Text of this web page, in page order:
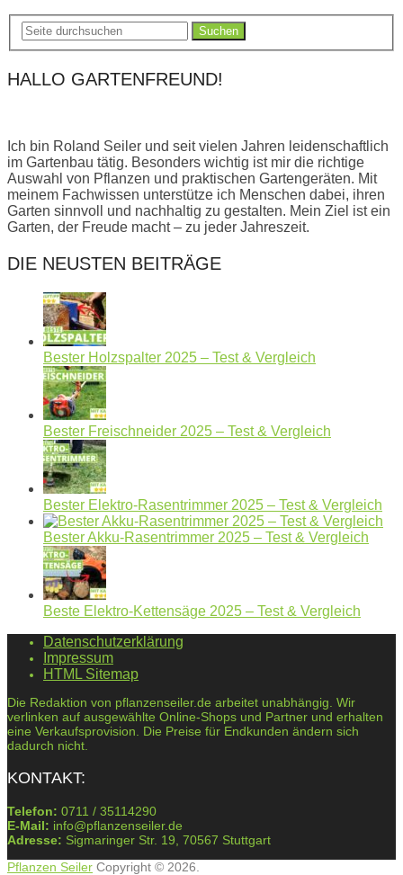
Suchen
HALLO GARTENFREUND!
Ich bin Roland Seiler und seit vielen Jahren leidenschaftlich
im Gartenbau tätig. Besonders wichtig ist mir die richtige
Auswahl von Pflanzen und praktischen Gartengeräten. Mit
meinem Fachwissen unterstütze ich Menschen dabei, ihren
Garten sinnvoll und nachhaltig zu gestalten. Mein Ziel ist ein
Garten, der Freude macht – zu jeder Jahreszeit.
DIE NEUSTEN BEITRÄGE
Bester Holzspalter 2025 – Test & Vergleich
Bester Freischneider 2025 – Test & Vergleich
Bester Elektro-Rasentrimmer 2025 – Test & Vergleich
Bester Akku-Rasentrimmer 2025 – Test & Vergleich
Beste Elektro-Kettensäge 2025 – Test & Vergleich
Datenschutzerklärung
Impressum
HTML Sitemap
Die Redaktion von pflanzenseiler.de arbeitet unabhängig. Wir
verlinken auf ausgewählte Online-Shops und Partner und erhalten
eine Verkaufsprovision. Die Preise für Endkunden ändern sich
dadurch nicht.
KONTAKT:
Telefon: 0711 / 35114290
E-Mail: info@pflanzenseiler.de
Adresse: Sigmaringer Str. 19, 70567 Stuttgart
Pflanzen Seiler Copyright © 2026.